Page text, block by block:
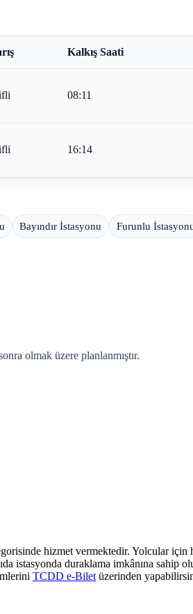
Kalkış Saati
08:11
16:14
Bayındır İstasyonu Furunlu
olmak üzere planlanmıştır.
hizmet vermektedir. Yolcular için
duraklama imkânına sahip
TCDD e-Biletüzerinden